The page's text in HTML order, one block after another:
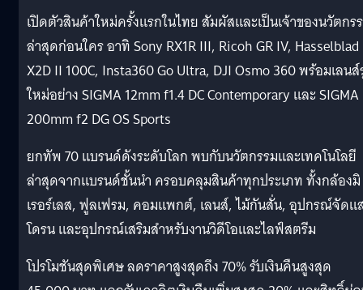
เปิดตัวสินค้าใหม่ครั้งแรกในไทย สัมผัสและเป็นเจ้าของนวัตกร
ล่าสุดก่อนใคร อาทิ Sony RX1R III, Ricoh GR IV, Hasselblad
X2D II 100C, Insta360 Go Ultra, DJI Osmo 360 พร้อมเลน
ใหม่อย่าง SIGMA 12mm f1.4 DC Contemporary และ SIGMA
200mm f2 DG OS Sports
ยกทัพ 70 แบรนด์ดังระดับโลก พบกับนวัตกรรมและเทคโนโลยี
ล่าสุดจากแบรนด์ชั้นนำ ครอบคลุมสินค้าทุกประเภท ทั้งกล้องมิ
เรอร์เลส, ฟูลเฟรม, คอมแพกต์, เลนส์, ไม้กันสั่น, อุปกรณ์จัดแ
โดรน และอุปกรณ์เสริมสำหรับงานวิดีโอและไลฟ์สตรีม
โปรโมชันสุดพิเศษ ลดราคาสูงสุดถึง 70% รับเงินคืนสูงสุด